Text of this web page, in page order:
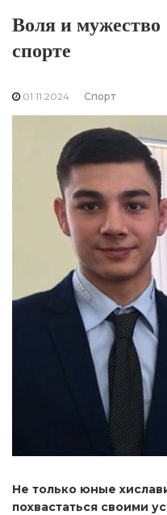
Воля и
спорте
01.11.2024 Спорт
Не только юные
похвастаться своими